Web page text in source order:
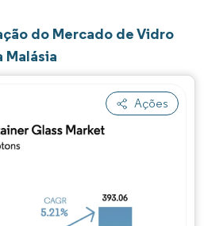
do Mercado de Vidro
Malásia
Ações